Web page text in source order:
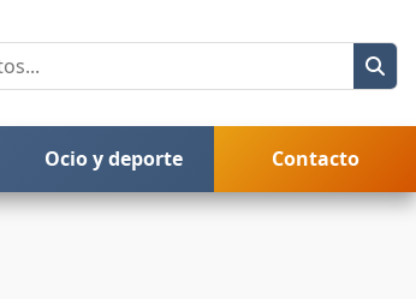
Ocio y deporte Contacto